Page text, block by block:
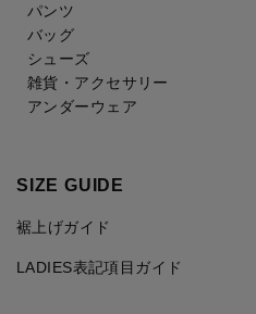
パンツ
バッグ
シューズ
雑貨・アクセサリー
アンダーウェア
SIZE GUIDE
裾上げガイド
LADIES表記項目ガイド